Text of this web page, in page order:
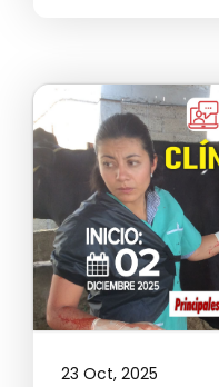
23 Oct, 2025